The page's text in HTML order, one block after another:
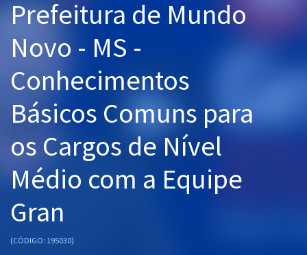
Pós
Graduação
OAB
Mentorias
Questões grátis
Conteúdo gratuito
Aprovados
Prefeitura de Mundo
Novo - MS -
Conhecimentos
Básicos Comuns para
os Cargos de Nível
Médio com a Equipe
Gran
(CÓDIGO: 195030)